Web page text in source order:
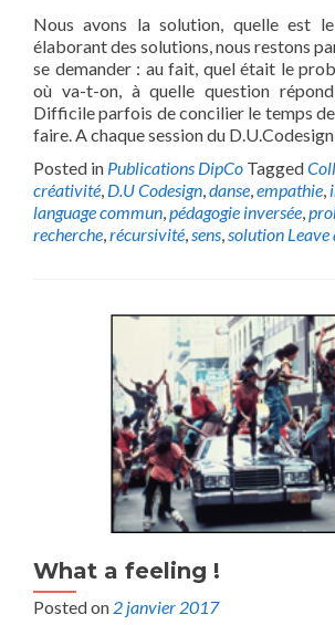
Nous avons la solution, quelle est
élaborant des solutions, nous restons
se demander : au fait, quel était le
où va-t-on, à quelle question
Difficile parfois de concilier le temps
faire. A chaque session du
Posted in Publications DipCo Tagged
créativité, D.U Codesign,danse,empathie,
language commun,pédagogie inversée,
recherche,récursivité,sens,solution
What a feeling !
Posted on 2 janvier 2017